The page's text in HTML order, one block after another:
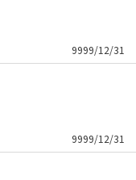
9999/12/31
9999/12/31